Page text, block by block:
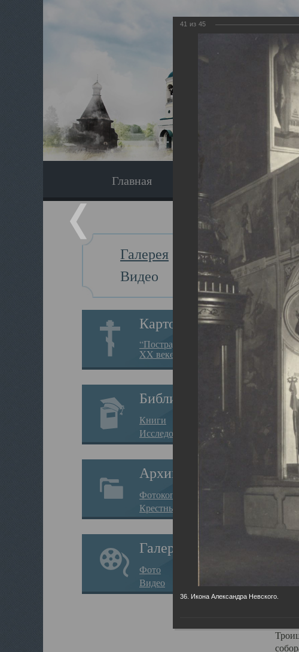
Главная Экскурсия
Галерея
Видео
Картотека
“Пострадавшие за веру в
XX веке на Севере”
Библиотека
Книги
Исследования
Архив
Фотокопии дел
Крестные ходы
Галерея
Фото
Видео
Один
41 из 45
36. Икона Александра Невского.